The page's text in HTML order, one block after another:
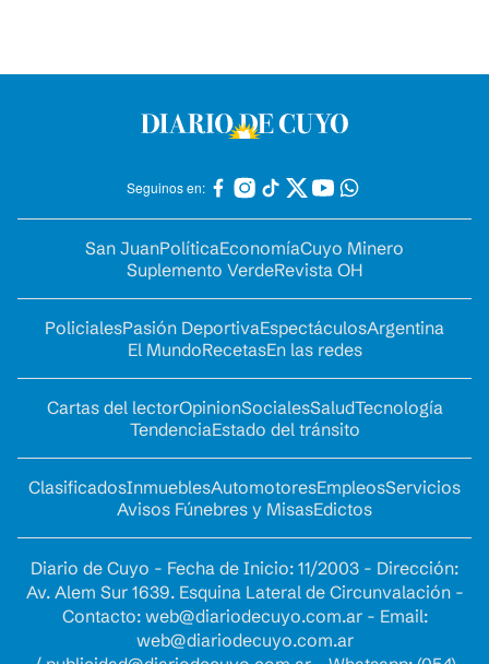
Seguinos en:
San JuanPolíticaEconomíaCuyo Minero
Suplemento VerdeRevista OH
PolicialesPasión DeportivaEspectáculosArgentina
El MundoRecetasEn las redes
Cartas del lectorOpinionSocialesSaludTecnología
TendenciaEstado del tránsito
ClasificadosInmueblesAutomotoresEmpleosServicios
Avisos Fúnebres y MisasEdictos
Diario de Cuyo - Fecha de Inicio: 11/2003 - Dirección:
Av. Alem Sur 1639. Esquina Lateral de Circunvalación -
Contacto: web@diariodecuyo.com.ar- Email:
web@diariodecuyo.com.ar